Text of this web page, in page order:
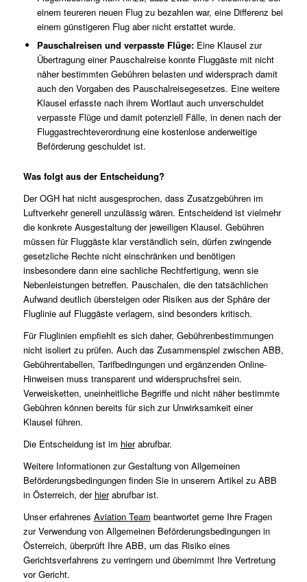
einem teureren neuen Flug zu bezahlen war, eine Differenz bei
einem günstigeren Flug aber nicht erstattet wurde.
Pauschalreisen und verpasste Flüge: Eine Klausel zur
Übertragung einer Pauschalreise konnte Fluggäste mit nicht
näher bestimmten Gebühren belasten und widersprach damit
auch den Vorgaben des Pauschalreisegesetzes. Eine weitere
Klausel erfasste nach ihrem Wortlaut auch unverschuldet
verpasste Flüge und damit potenziell Fälle, in denen nach der
Fluggastrechteverordnung eine kostenlose anderweitige
Beförderung geschuldet ist.
Was folgt aus der Entscheidung?
Der OGH hat nicht ausgesprochen, dass Zusatzgebühren im
Luftverkehr generell unzulässig wären. Entscheidend ist vielmehr
die konkrete Ausgestaltung der jeweiligen Klausel. Gebühren
müssen für Fluggäste klar verständlich sein, dürfen zwingende
gesetzliche Rechte nicht einschränken und benötigen
insbesondere dann eine sachliche Rechtfertigung, wenn sie
Nebenleistungen betreffen. Pauschalen, die den tatsächlichen
Aufwand deutlich übersteigen oder Risiken aus der Sphäre der
Fluglinie auf Fluggäste verlagern, sind besonders kritisch.
Für Fluglinien empfiehlt es sich daher, Gebührenbestimmungen
nicht isoliert zu prüfen. Auch das Zusammenspiel zwischen ABB,
Gebührentabellen, Tarifbedingungen und ergänzenden Online-
Hinweisen muss transparent und widerspruchsfrei sein.
Verweisketten, uneinheitliche Begriffe und nicht näher bestimmte
Gebühren können bereits für sich zur Unwirksamkeit einer
Klausel führen.
Die Entscheidung ist im hierabrufbar.
Weitere Informationen zur Gestaltung von Allgemeinen
Beförderungsbedingungen finden Sie in unserem Artikel zu ABB
in Österreich, der hierabrufbar ist.
Unser erfahrenes Aviation Team beantwortet gerne Ihre Fragen
zur Verwendung von Allgemeinen Beförderungsbedingungen in
Österreich, überprüft Ihre ABB, um das Risiko eines
Gerichtsverfahrens zu verringern und übernimmt Ihre Vertretung
vor Gericht.